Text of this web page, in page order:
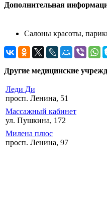
Дополнительная
Салоны красоты,
Другие медицинские
Леди Ди
просп. Ленина, 51
Массажный кабинет
ул. Пушкина, 172
Милена плюс
просп. Ленина, 97